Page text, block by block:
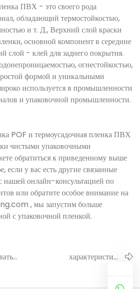
ПВХ - это своего рода
обладающий термостойкостью,
и т. Д., Верхний слой краски
основной компонент в середине
слой - клей для заднего покрытия.
огнестойкостью,
формой и уникальными
используется в промышленности
и упаковочной промышленности.
POF и термоусадочная пленка ПВХ
чистыми упаковочными
обратиться к приведенному выше
если у вас есть другие связанные
нашей онлайн-консультацией по
или обратите особое внимание на
, мы запустим больше
с упаковочной пленкой.
характеристика
pof